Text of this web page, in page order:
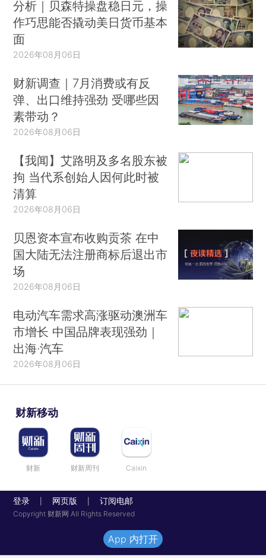
分析｜贝森特操盘稳日元，操
作巧思能否撬动美日货币基本
面
2026年08月06日
财新调查｜7月消费或有反
弹、出口维持强劲 受哪些因
素带动？
2026年08月06日
【我闻】艾路明及多名股东被
拘 当代系创始人因何此时被
清算
2026年08月06日
贝恩资本宣布收购贡茶 在中
国大陆无法注册商标后退出市
场
2026年08月06日
电动汽车需求高涨驱动澳洲车
市增长 中国品牌表现强劲｜
出海·汽车
2026年08月06日
财新移动
财新 财新周刊 Caixin
登录 网页版 订阅电邮
Copyright 财新网 All Rights Reserved
App 内打开